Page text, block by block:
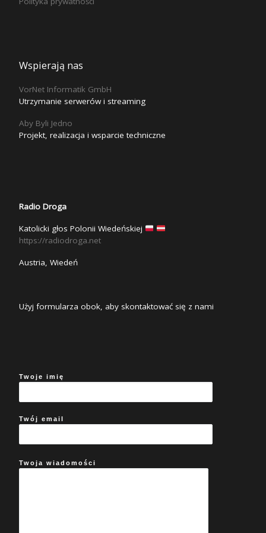
Wspierają nas
VorNet Informatik GmbH
Utrzymanie serwerów i streaming
Aby Byli Jedno
Projekt, realizacja i wsparcie techniczne
Radio Droga
Katolicki głos Polonii Wiedeńskiej
https://radiodroga.net
Austria, Wiedeń
Użyj formularza obok, aby skontaktować się z nami
Twoje imię
Twój email
Twoja wiadomości